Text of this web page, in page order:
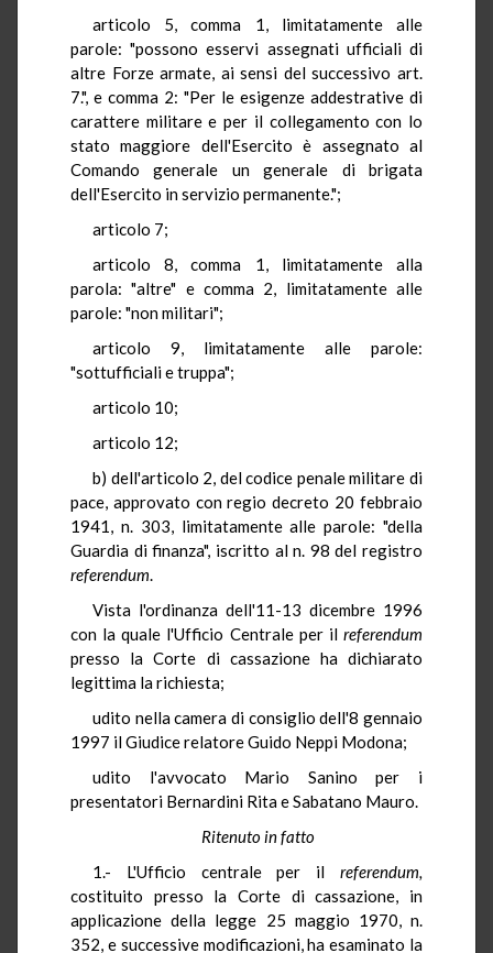
articolo 5, comma 1, limitatamente alle
parole: "possono esservi assegnati ufficiali di
altre Forze armate, ai sensi del successivo art.
7.", e comma 2: "Per le esigenze addestrative di
carattere militare e per il collegamento con lo
stato maggiore dell'Esercito è assegnato al
Comando generale un generale di brigata
dell'Esercito in servizio permanente.";
articolo 7;
articolo 8, comma 1, limitatamente alla
parola: "altre" e comma 2, limitatamente alle
parole: "non militari";
articolo 9, limitatamente alle parole:
"sottufficiali e truppa";
articolo 10;
articolo 12;
b) dell'articolo 2, del codice penale militare di
pace, approvato con regio decreto 20 febbraio
1941, n. 303, limitatamente alle parole: "della
Guardia di finanza", iscritto al n. 98 del registro
referendum.
Vista l'ordinanza dell'11-13 dicembre 1996
con la quale l'Ufficio Centrale per il referendum
presso la Corte di cassazione ha dichiarato
legittima la richiesta;
udito nella camera di consiglio dell'8 gennaio
1997 il Giudice relatore Guido Neppi Modona;
udito l'avvocato Mario Sanino per i
presentatori Bernardini Rita e Sabatano Mauro.
Ritenuto in fatto
1.- L'Ufficio centrale per il referendum,
costituito presso la Corte di cassazione, in
applicazione della legge 25 maggio 1970, n.
352, e successive modificazioni, ha esaminato la